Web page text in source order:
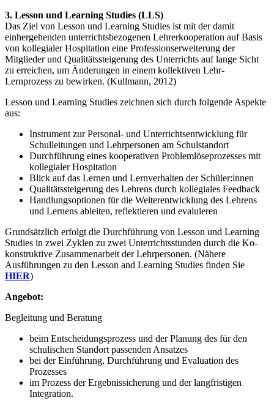
3. Lesson und Learning Studies (LLS)
Das Ziel von Lesson und Learning Studies ist mit der damit
einhergehenden unterrichtsbezogenen Lehrerkooperation auf Basis
von kollegialer Hospitation eine Professionserweiterung der
Mitglieder und Qualitätssteigerung des Unterrichts auf lange Sicht
zu erreichen, um Änderungen in einem kollektiven Lehr-
Lernprozess zu bewirken. (Kullmann, 2012)
Lesson und Learning Studies zeichnen sich durch folgende Aspekte
aus:
Instrument zur Personal- und Unterrichtsentwicklung für
Schulleitungen und Lehrpersonen am Schulstandort
Durchführung eines kooperativen Problemlöseprozesses mit
kollegialer Hospitation
Blick auf das Lernen und Lernverhalten der Schüler:innen
Qualitätssteigerung des Lehrens durch kollegiales Feedback
Handlungsoptionen für die Weiterentwicklung des Lehrens
und Lernens ableiten, reflektieren und evaluieren
Grundsätzlich erfolgt die Durchführung von Lesson und Learning
Studies in zwei Zyklen zu zwei Unterrichtsstunden durch die Ko-
konstruktive Zusammenarbeit der Lehrpersonen. (Nähere
Ausführungen zu den Lesson and Learning Studies finden Sie
HIER)
Angebot:
Begleitung und Beratung
beim Entscheidungsprozess und der Planung des für den
schulischen Standort passenden Ansatzes
bei der Einführung, Durchführung und Evaluation des
Prozesses
im Prozess der Ergebnissicherung und der langfristigen
Integration.